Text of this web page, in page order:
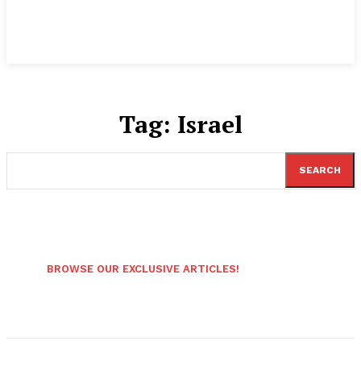
Tag: Israel
SEARCH
BROWSE OUR EXCLUSIVE ARTICLES!